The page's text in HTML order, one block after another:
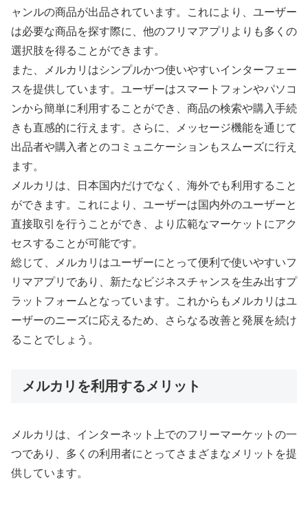
ャンルの商品が出品されています。これにより、ユーザー
は必要な商品を探す際に、他のフリマアプリよりも多くの
選択肢を得ることができます。
また、メルカリはシンプルかつ使いやすいインターフェー
スを提供しています。ユーザーはスマートフォンやパソコ
ンから簡単に利用することができ、商品の検索や購入手続
きも直感的に行えます。さらに、メッセージ機能を通じて
出品者や購入者とのコミュニケーションもスムーズに行え
ます。
メルカリは、日本国内だけでなく、海外でも利用すること
ができます。これにより、ユーザーは国内外のユーザーと
直接取引を行うことができ、より広範なマーケットにアク
セスすることが可能です。
総じて、メルカリはユーザーにとって便利で使いやすいフ
リマアプリであり、新たなビジネスチャンスを生み出すプ
ラットフォームとなっています。これからもメルカリはユ
ーザーのニーズに応えるため、さらなる改善と発展を続け
ることでしょう。
メルカリを利用するメリット
メルカリは、インターネット上でのフリーマーケットの一
つであり、多くの利用者にとってさまざまなメリットを提
供しています。